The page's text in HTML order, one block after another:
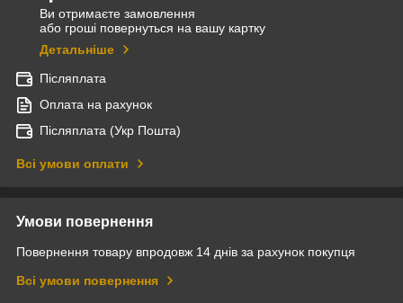
Ви отримаєте замовлення
або гроші повернуться на вашу картку
Детальніше
Післяплата
Оплата на рахунок
Післяплата (Укр Пошта)
Всі умови оплати
Умови повернення
Повернення товару впродовж 14 днів за рахунок покупця
Всі умови повернення